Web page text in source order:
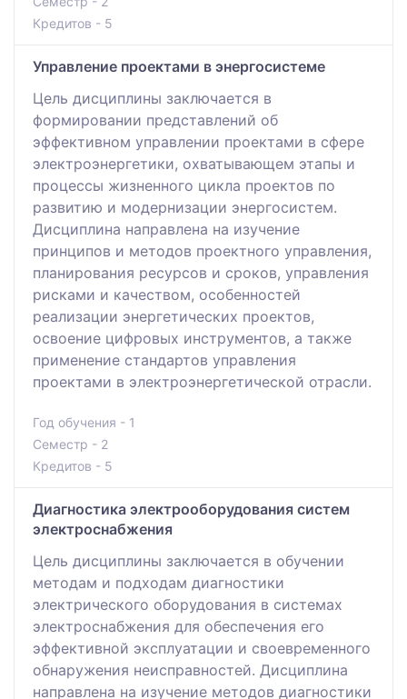
Кредитов - 5
Управление проектами в энергосистеме
Цель дисциплины заключается в
формировании представлений об
эффективном управлении проектами в сфере
электроэнергетики, охватывающем этапы и
процессы жизненного цикла проектов по
развитию и модернизации энергосистем.
Дисциплина направлена на изучение
принципов и методов проектного управления,
планирования ресурсов и сроков, управления
рисками и качеством, особенностей
реализации энергетических проектов,
освоение цифровых инструментов, а также
применение стандартов управления
проектами в электроэнергетической отрасли.
Год обучения - 1
Семестр - 2
Кредитов - 5
Диагностика электрооборудования систем
электроснабжения
Цель дисциплины заключается в обучении
методам и подходам диагностики
электрического оборудования в системах
электроснабжения для обеспечения его
эффективной эксплуатации и своевременного
обнаружения неисправностей. Дисциплина
направлена на изучение методов диагностики